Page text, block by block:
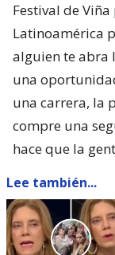
Festival de
Latinoamérica
alguien te abra
una
una carrera, la
compre una
hace que la
Lee también...